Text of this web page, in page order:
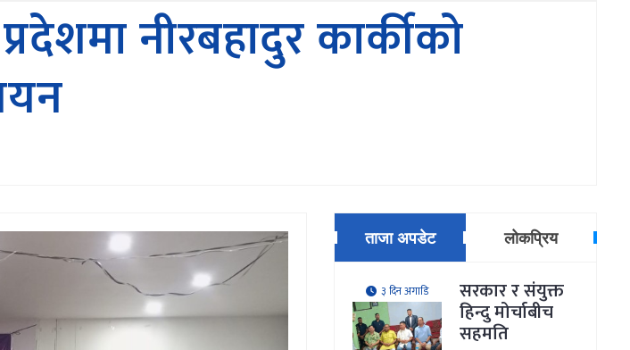
नीरबहादुर कार्कीकाे
ताजा अपडेट लोकप्रिय
३ दिन अगाडि सरकार र संयुक्त
हिन्दु मोर्चाबीच
सहमति